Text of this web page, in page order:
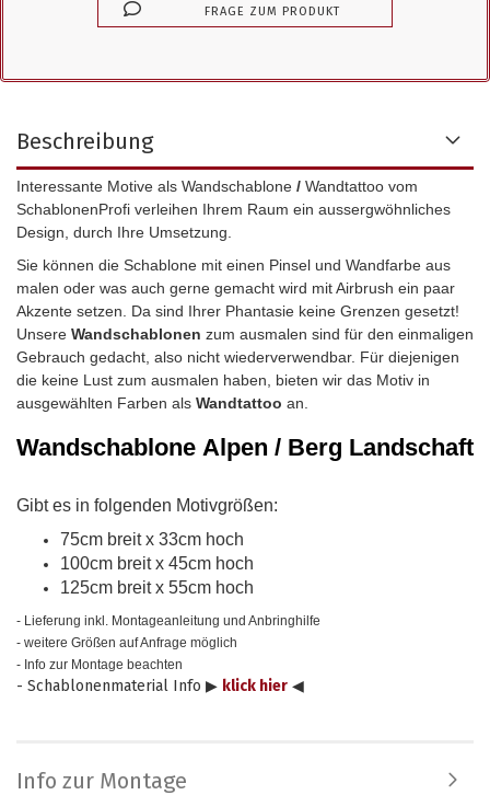
FRAGE ZUM PRODUKT
Beschreibung
Interessante Motive als Wandschablone / Wandtattoo vom
SchablonenProfi verleihen Ihrem Raum ein aussergwöhnliches
Design, durch Ihre Umsetzung.
Sie können die Schablone mit einen Pinsel und Wandfarbe aus
malen oder was auch gerne gemacht wird mit Airbrush ein paar
Akzente setzen. Da sind Ihrer Phantasie keine Grenzen gesetzt!
Unsere Wandschablonen zum ausmalen sind für den einmaligen
Gebrauch gedacht, also nicht wiederverwendbar. Für diejenigen
die keine Lust zum ausmalen haben, bieten wir das Motiv in
ausgewählten Farben als Wandtattoo an.
Wandschablone Alpen / Berg Landschaft
Gibt es in folgenden Motivgrößen:
75cm breit x 33cm hoch
100cm breit x 45cm hoch
125cm breit x 55cm hoch
- Lieferung inkl. Montageanleitung und Anbringhilfe
- weitere Größen auf Anfrage möglich
- Info zur Montage beachten
- Schablonenmaterial Info ▶ klick hier ◀
Info zur Montage